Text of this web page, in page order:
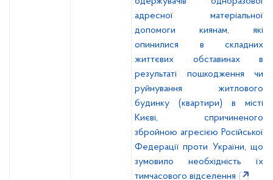
адресної матеріальної
допомоги киянам, які
опинилися в складних
життєвих обставинах в
результаті пошкодження чи
руйнування житлового
будинку (квартири) в місті
Києві, спричиненого
збройною агресією Російської
Федерації проти України, що
зумовило необхідність їх
тимчасового відселення